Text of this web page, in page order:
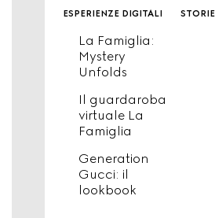
esperienze digitali
La Famiglia:
Mystery
Unfolds
Il guardaroba
virtuale La
Famiglia
Generation
Gucci: il
lookbook